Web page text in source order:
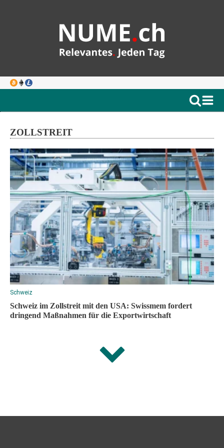
ZOLLSTREIT
Schweiz
Schweiz im Zollstreit mit den USA: Swissmem fordert
dringend Maßnahmen für die Exportwirtschaft